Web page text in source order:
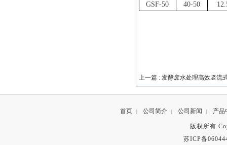
GSF-50 40-50
上一篇 : 发酵废水处理高效竖流
首页 | 公司简介 | 公司新闻 | 产品
版权所有
苏ICP备